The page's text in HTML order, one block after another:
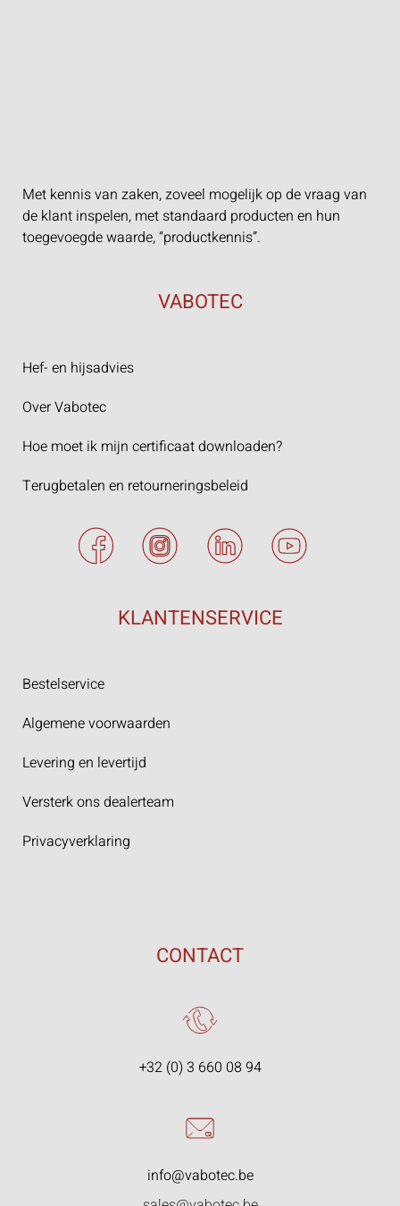
Met kennis van zaken, zoveel mogelijk op de vraag van
de klant inspelen, met standaard producten en hun
toegevoegde waarde, “productkennis”.
VABOTEC
Hef- en hijsadvies
Over Vabotec
Hoe moet ik mijn certificaat downloaden?
Terugbetalen en retourneringsbeleid
KLANTENSERVICE
Bestelservice
Algemene voorwaarden
Levering en levertijd
Versterk ons dealerteam
Privacyverklaring
CONTACT
+32 (0) 3 660 08 94
info@vabotec.be